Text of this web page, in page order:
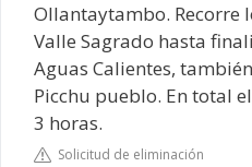
Ollantaytambo. Recorre
Valle Sagrado hasta
Aguas Calientes,
Picchu pueblo. En total
3 horas.
Solicitud de eliminación